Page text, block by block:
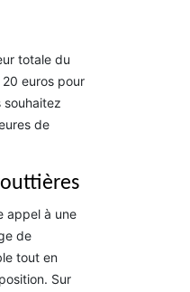
totale du
euros pour
souhaitez
de
appel à une
de
tout en
Sur